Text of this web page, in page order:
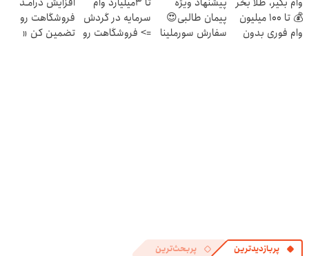
💰 تا 100 میلیون
وام فوری بدون
پیمان طالبی😍
سفارش سورملینا
سرمایه در گردش
=> فروشگاهت رو
فروشگاهت رو
تضمین کن «
پربازدیدترین پربحث‌ترین